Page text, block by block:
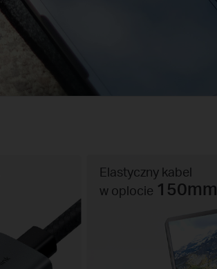
Elastyczny kabel
w oplocie 150mm